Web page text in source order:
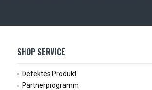
SHOP SERVICE
Defektes Produkt
Partnerprogramm